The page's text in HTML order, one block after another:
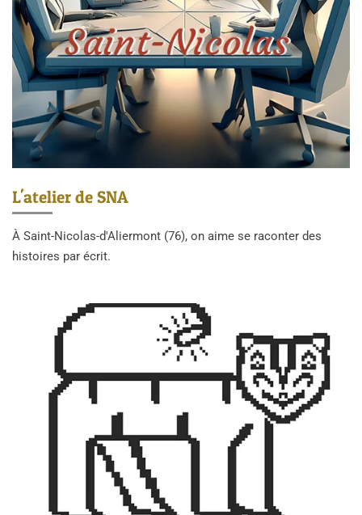
L'atelier de SNA
À Saint-Nicolas-d'Aliermont (76), on aime se raconter des
histoires par écrit.